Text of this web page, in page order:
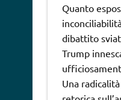
Quanto
dibattito
Trump
Una